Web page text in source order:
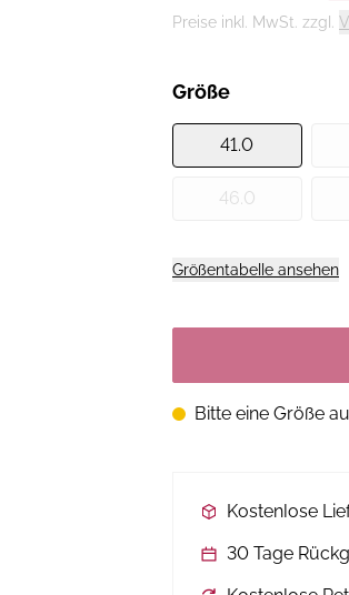
Preise inkl. MwSt. zzgl.
Größe
41.0
46.0
Größentabelle ansehen
Bitte eine Größe
Kostenlose
30 Tage